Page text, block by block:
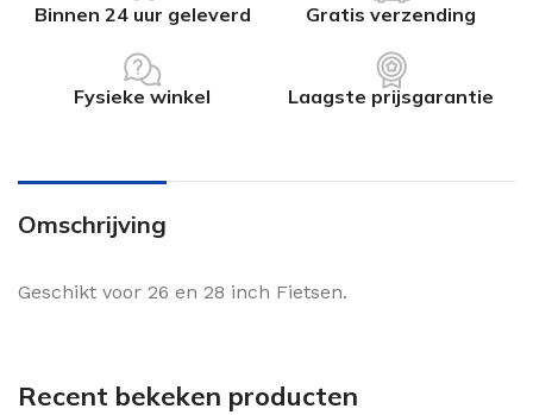
Binnen 24 uur geleverd Gratis verzending
Fysieke winkel Laagste prijsgarantie
Omschrijving
Geschikt voor 26 en 28 inch Fietsen.
Recent bekeken producten